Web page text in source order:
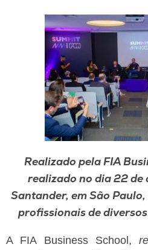
Realizado pela FIA
realizado no dia 22 de
Santander, em São
profissionais de
A FIA Business School,